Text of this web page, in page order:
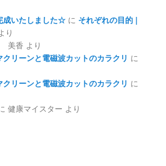
成いたしました☆ に それぞれの目的 |
り
美香 より
リーンと電磁波カットのカラクリ に
リーンと電磁波カットのカラクリ に
健康マイスター より